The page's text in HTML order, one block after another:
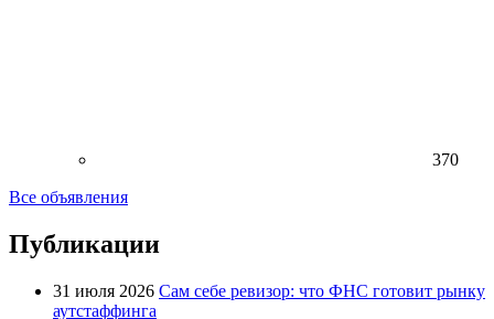
370
Все объявления
Публикации
31 июля 2026 Сам себе ревизор: что ФНС готовит рынку
аутстаффинга